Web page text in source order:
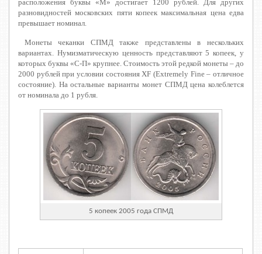
расположения буквы «М» достигает 1200 рублей. Для других
разновидностей московских пяти копеек максимальная цена едва
превышает номинал.
Монеты чеканки СПМД также представлены в нескольких
вариантах. Нумизматическую ценность представляют 5 копеек, у
которых буквы «С-П» крупнее. Стоимость этой редкой монеты – до
2000 рублей при условии состояния XF (Extremely Fine – отличное
состояние). На остальные варианты монет СПМД цена колеблется
от номинала до 1 рубля.
5 копеек 2005 года СПМД